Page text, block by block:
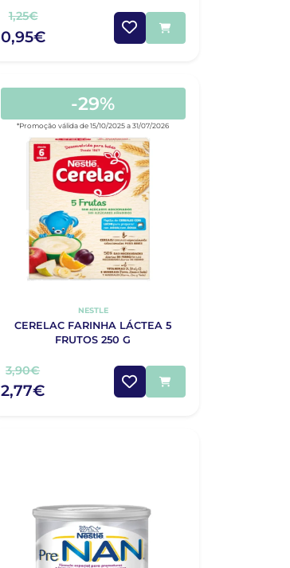
1,25€
0,95€
-29%
*Promoção válida de 15/10/2025 a 31/07/2026
NESTLE
CERELAC FARINHA LÁCTEA 5
FRUTOS 250 G
3,90€
2,77€